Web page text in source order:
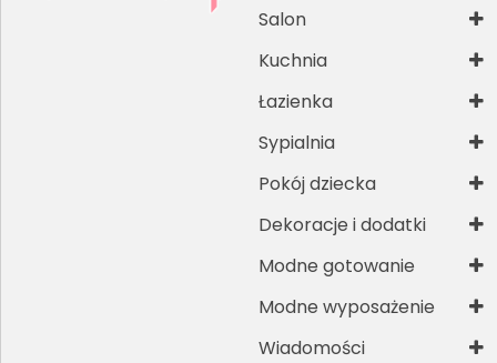
Salon
Kuchnia
Łazienka
Sypialnia
Pokój dziecka
Dekoracje i dodatki
Modne gotowanie
Modne wyposażenie
Wiadomości